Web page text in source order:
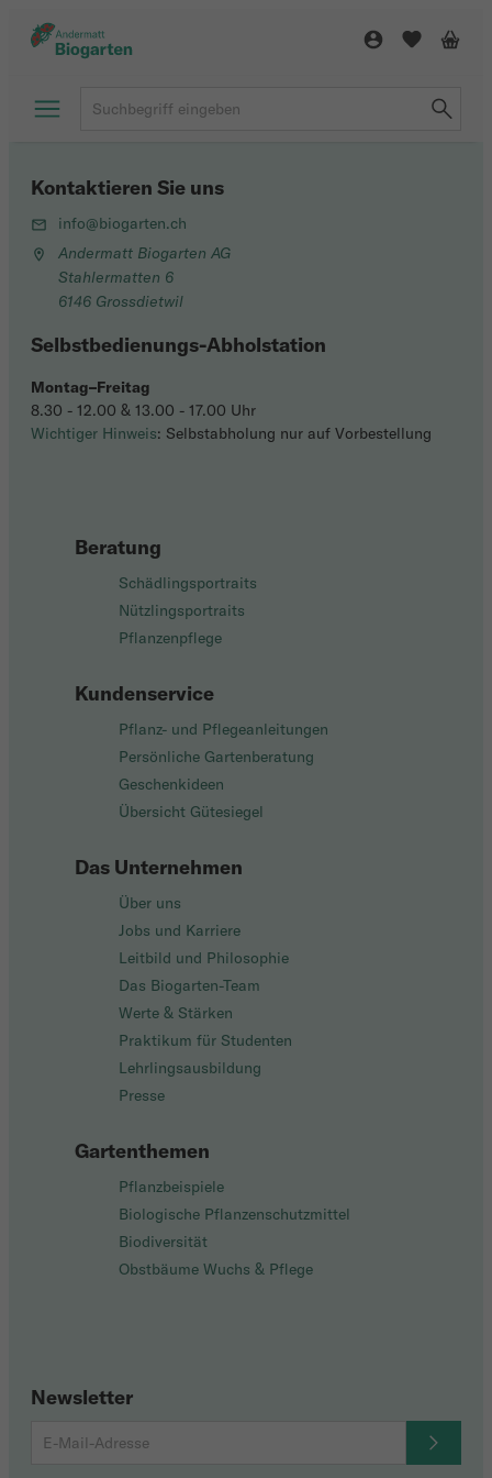
Beratung
Schädlingsportraits
Nützlingsportraits
Pflanzenpflege
Kundenservice
Pflanz- und Pflegeanleitungen
Persönliche Gartenberatung
Geschenkideen
Übersicht Gütesiegel
Das Unternehmen
Über uns
Jobs und Karriere
Leitbild und Philosophie
Das Biogarten-Team
Werte & Stärken
Praktikum für Studenten
Lehrlingsausbildung
Presse
Gartenthemen
Pflanzbeispiele
Biologische Pflanzenschutzmittel
Biodiversität
Obstbäume Wuchs & Pflege
Newsletter
Kontaktieren Sie uns
info@biogarten.ch
Andermatt Biogarten AG
Stahlermatten 6
6146 Grossdietwil
Selbstbedienungs-Abholstation
Montag–Freitag
8.30 - 12.00 & 13.00 - 17.00 Uhr
Wichtiger Hinweis: Selbstabholung nur auf Vorbestellung